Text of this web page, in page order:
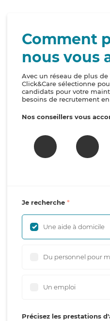
Comment
nous vous
Avec un réseau de plus
Click&Care sélectionne
candidats pour votre
besoins de recrutement
Nos conseillers vous
Je recherche
Une aide à domicile
Du personnel pour
Un emploi
Précisez les prestations